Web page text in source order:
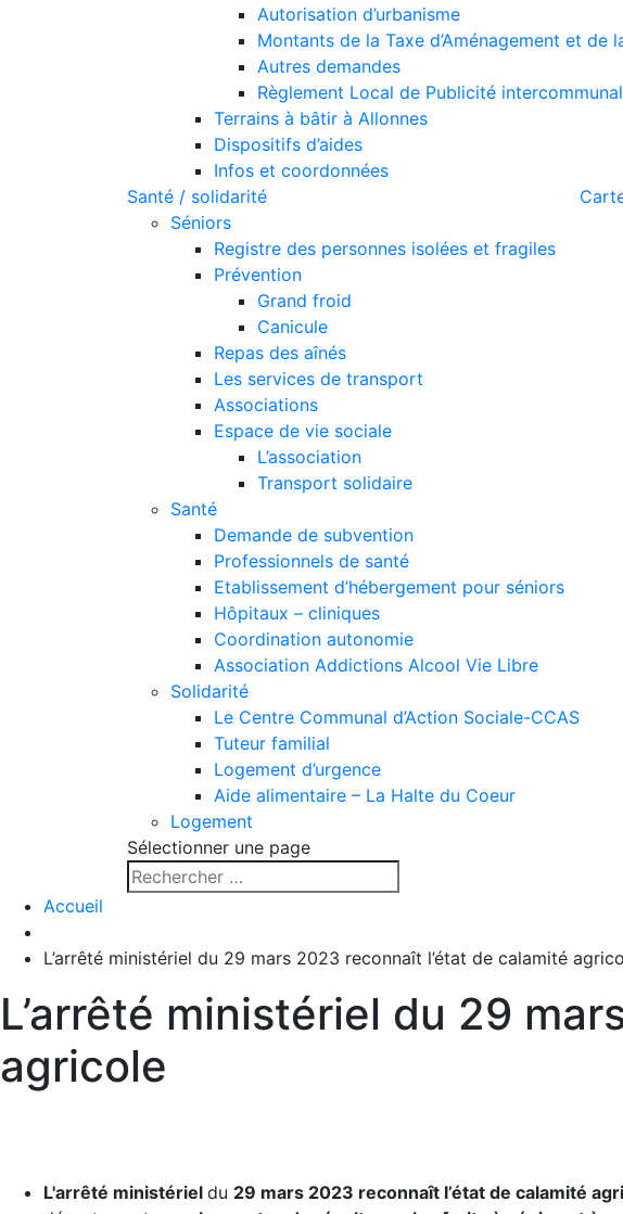
Autorisation d’urbanisme
Montants de la Taxe d’Aménagement et de
Autres demandes
Règlement Local de Publicité intercommunal
Terrains à bâtir à Allonnes
Dispositifs d’aides
Infos et coordonnées
Santé / solidarité
Séniors
Registre des personnes isolées et fragiles
Prévention
Grand froid
Canicule
Repas des aînés
Les services de transport
Associations
Espace de vie sociale
L’association
Transport solidaire
Santé
Demande de subvention
Professionnels de santé
Etablissement d’hébergement pour séniors
Hôpitaux – cliniques
Coordination autonomie
Association Addictions Alcool Vie Libre
Solidarité
Le Centre Communal d’Action Sociale-CCAS
Tuteur familial
Logement d’urgence
Aide alimentaire – La Halte du Coeur
Logement
Sélectionner une page
Accueil
L’arrêté ministériel du 29 mars 2023 reconnaît l’état de calamité
L’arrêté ministériel du 29
agricole
L'arrêté ministériel du 29 mars 2023 reconnaît l’état de calamité